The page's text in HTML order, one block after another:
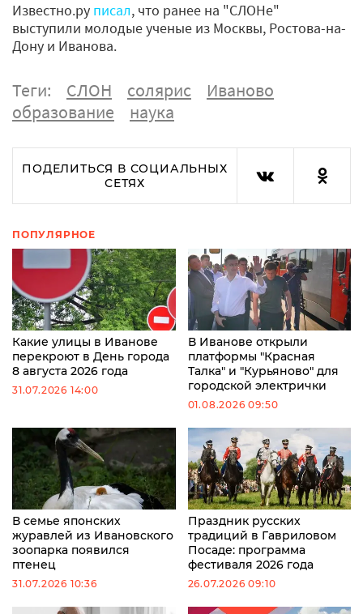
Известно.ру писал, что ранее на "СЛОНе"
выступили молодые ученые из Москвы, Ростова-на-
Дону и Иванова.
Теги: СЛОН солярис
Иваново
образование
наука
ПОДЕЛИТЬСЯ В СОЦИАЛЬНЫХ
СЕТЯХ
ПОПУЛЯРНОЕ
Какие улицы в Иванове
перекроют в День города
8 августа 2026 года
31.07.2026 14:00
В Иванове открыли
платформы "Красная
Талка" и "Курьяново" для
городской электрички
01.08.2026 09:50
В семье японских
журавлей из Ивановского
зоопарка появился
птенец
31.07.2026 10:36
Праздник русских
традиций в Гавриловом
Посаде: программа
фестиваля 2026 года
26.07.2026 09:10